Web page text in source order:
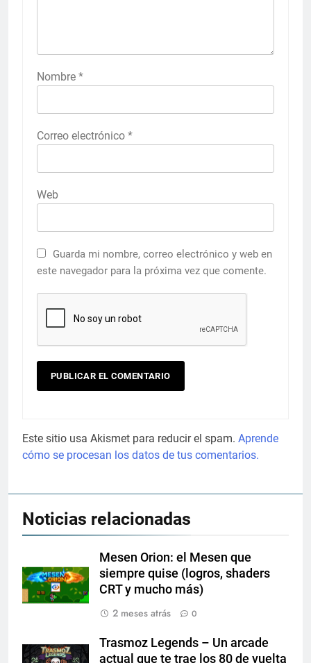
Nombre *
Correo electrónico *
Web
Guarda mi nombre, correo electrónico y web en
este navegador para la próxima vez que comente.
Este sitio usa Akismet para reducir el spam. Aprende
cómo se procesan los datos de tus comentarios.
Noticias relacionadas
Mesen Orion: el Mesen que
siempre quise (logros, shaders
CRT y mucho más)
2 meses atrás
0
Trasmoz Legends – Un arcade
actual que te trae los 80 de vuelta